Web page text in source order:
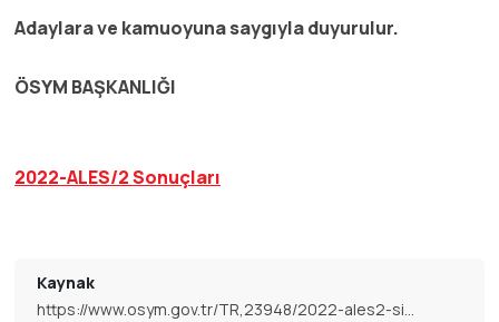
Adaylara ve kamuoyuna saygıyla duyurulur.
ÖSYM BAŞKANLIĞI
2022-ALES/2 Sonuçları
Kaynak
https://www.osym.gov.tr/TR,23948/2022-ales2-sinavi-sonuclari-aciklandi-02092022.html